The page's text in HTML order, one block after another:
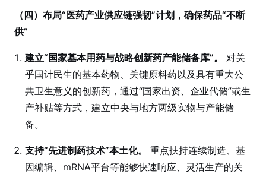
（四）布局“医药产业供应链强韧”计划，确保药品“不断
供”
建立“国家基本用药与战略创新药产能储备库”。
对关
乎国计民生的基本药物、关键原料药以及具有重大公
共卫生意义的创新药，通过“国家出资、企业代储”或生
产补贴等方式，建立中央与地方两级实物与产能储
备。
支持“先进制药技术”本土化。
重点扶持连续制造、基
因编辑、mRNA平台等能够快速响应、灵活生产的关